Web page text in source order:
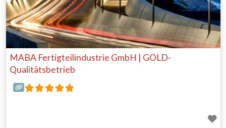
MABA Fertigteilindustrie GmbH | GOLD-
Qualitätsbetrieb